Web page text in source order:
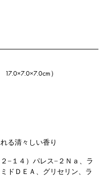
）
る清々しい香り
−１４）パレス−２Ｎａ、ラ
ドＤＥＡ、グリセリン、ラ